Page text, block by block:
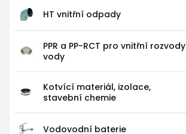
HT vnitřní odpady
PPR a PP-RCT pro vnitřní rozvody
vody
Kotvící materiál, izolace,
stavební chemie
Vodovodní baterie